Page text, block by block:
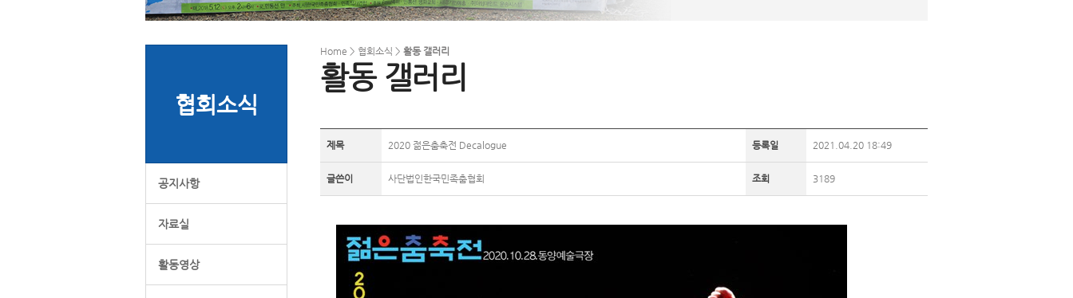
협회소식
공지사항
자료실
활동영상
Home > 협회소식 > 활동 갤러리
활동 갤러리
제목 2020 젊은춤축전 Decalogue 등록일 2021.04.20 18:49
글쓴이 사단법인한국민족춤협회 조회 3189